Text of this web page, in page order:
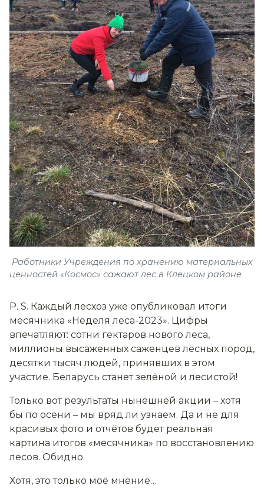
Работники Учреждения по хранению материальных
ценностей «Космос» сажают лес в Клецком районе
P. S. Каждый лесхоз уже опубликовал итоги
месячника «Неделя леса-2023». Цифры
впечатляют: сотни гектаров нового леса,
миллионы высаженных саженцев лесных пород,
десятки тысяч людей, принявших в этом
участие. Беларусь станет зелёной и лесистой!
Только вот результаты нынешней акции – хотя
бы по осени – мы вряд ли узнаем. Да и не для
красивых фото и отчётов будет реальная
картина итогов «месячника» по восстановлению
лесов. Обидно.
Хотя, это только моё мнение…